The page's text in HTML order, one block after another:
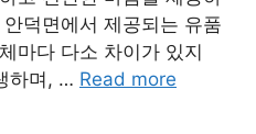
덕면에서 제공되는 유품
마다 다소 차이가 있지
하며, … Read more